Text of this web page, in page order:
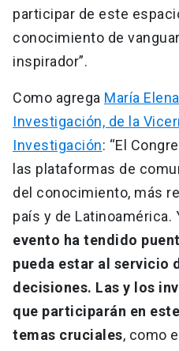
participar de este
conocimiento de
inspirador”.
Como agrega María
Investigación, de la
Investigación: “El
las plataformas de
del conocimiento, más
país y de Latinoamérica.
evento ha tendido
pueda estar al servicio
decisiones. Las y los
que participarán en
temas cruciales, como